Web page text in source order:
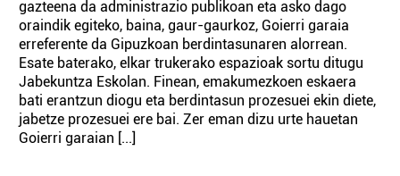
gazteena da administrazio publikoan eta asko dago
oraindik egiteko, baina, gaur-gaurkoz, Goierri garaia
erreferente da Gipuzkoan berdintasunaren alorrean.
Esate baterako, elkar trukerako espazioak sortu ditugu
Jabekuntza Eskolan. Finean, emakumezkoen eskaera
bati erantzun diogu eta berdintasun prozesuei ekin diete,
jabetze prozesuei ere bai. Zer eman dizu urte hauetan
Goierri garaian [...]